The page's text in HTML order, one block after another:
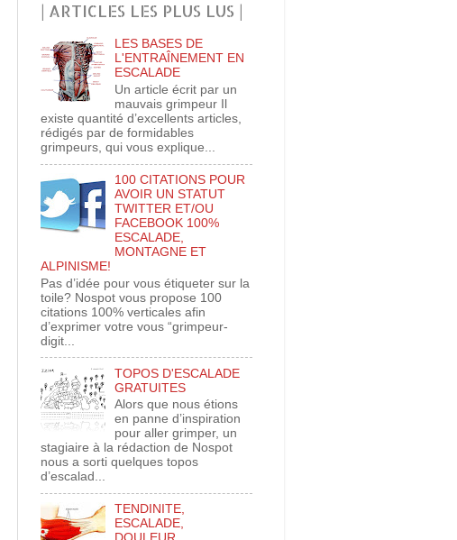
| ARTICLES LES PLUS LUS |
LES BASES DE
L'ENTRAÎNEMENT EN
ESCALADE
Un article écrit par un
mauvais grimpeur Il
existe quantité d’excellents articles,
rédigés par de formidables
grimpeurs, qui vous explique...
100 CITATIONS POUR
AVOIR UN STATUT
TWITTER ET/OU
FACEBOOK 100%
ESCALADE,
MONTAGNE ET
ALPINISME!
Pas d’idée pour vous étiqueter sur la
toile? Nospot vous propose 100
citations 100% verticales afin
d’exprimer votre vous “grimpeur-
digit...
TOPOS D'ESCALADE
GRATUITES
Alors que nous étions
en panne d’inspiration
pour aller grimper, un
stagiaire à la rédaction de Nospot
nous a sorti quelques topos
d’escalad...
TENDINITE,
ESCALADE,